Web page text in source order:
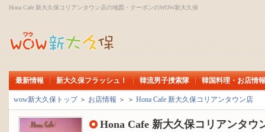
Hona Cafe 新大久保コリアンタウン店の地図・クーポンのWOW新大久保
最新情報 新大久保フラッシュ！ 韓流男子捜索隊 韓国料理・お店情報
wow新大久保トップ＞ お店情報 ＞ ＞ Hona Cafe 新大久保コリアンタウン店
Hona Cafe 新大久保コリアンタウ